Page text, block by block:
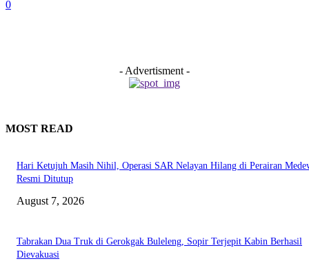
0
- Advertisment -
MOST READ
Hari Ketujuh Masih Nihil, Operasi SAR Nelayan Hilang di Perairan
Resmi Ditutup
August 7, 2026
Tabrakan Dua Truk di Gerokgak Buleleng, Sopir Terjepit Kabin Berhasil
Dievakuasi